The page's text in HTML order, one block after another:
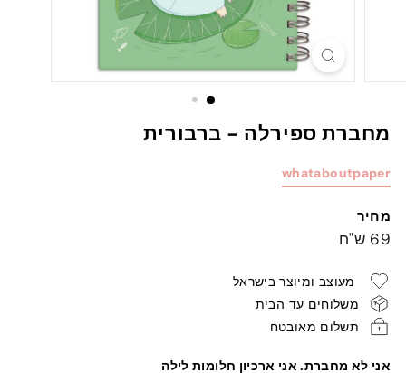
מחברת ספירלה - ברבורית
whataboutpaper
מחיר
מחיר
69 ש"ח
מעוצב ומיוצר בישראל
משלוחים עד הבית
תשלום מאובטח
אני לא מחברת. אני ארכיון חלומות לילה